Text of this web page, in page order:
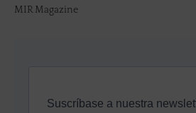
MIR Magazine